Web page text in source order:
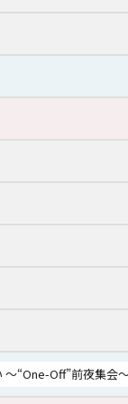
～“One-Off”前夜集会